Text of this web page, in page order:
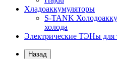
Хладоаккумуляторы
S-TANK
холода
Электрические ТЭНы для
Назад